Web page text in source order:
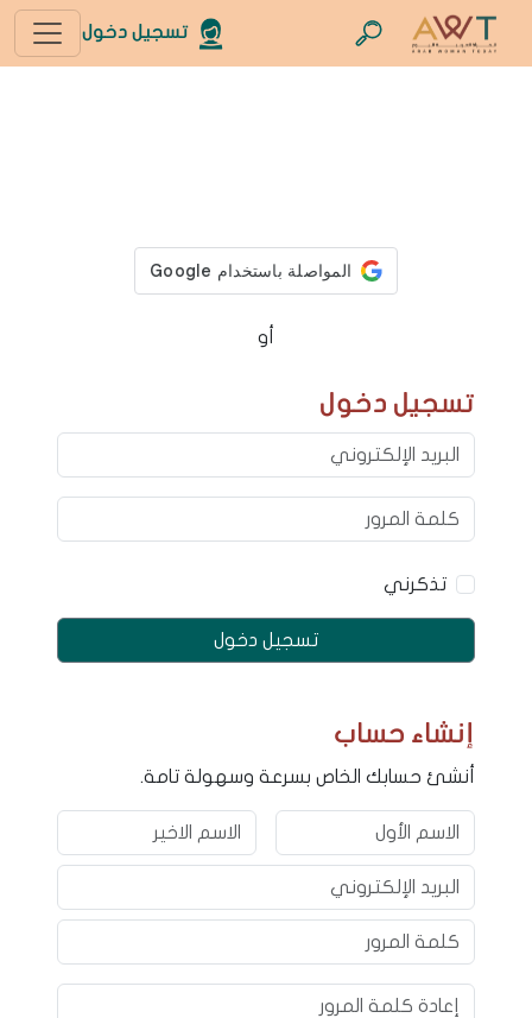
تسجيل دخول
أو
إنشاء حساب
أنشئ حسابك الخاص بسرعة وسهولة تامة.
تسجيل دخول
تذكرني
تسجيل دخول